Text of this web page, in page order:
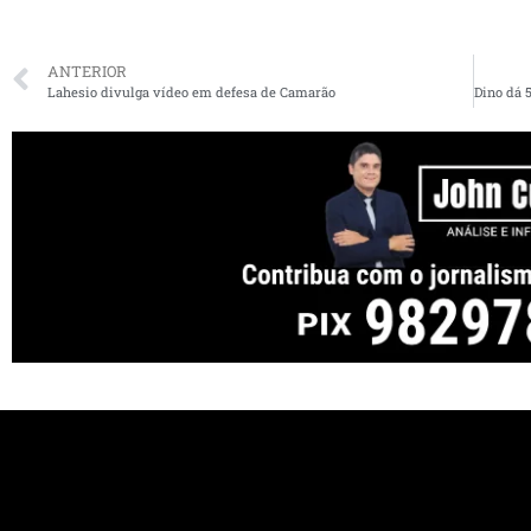
ANTERIOR
Lahesio divulga vídeo em defesa de Camarão